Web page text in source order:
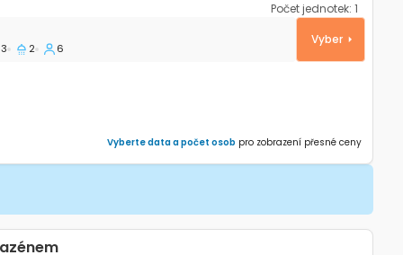
Počet jednotek: 1
Rat, Dugi otok K-22718
3 2 6
Vyber
Vyberte data a počet osob pro zobrazení přesné ceny